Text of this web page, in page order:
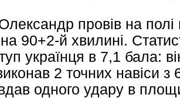
провів на
90+2-й хвилині.
українця в 7,1 бала:
2 точних навіси з
одного удару в